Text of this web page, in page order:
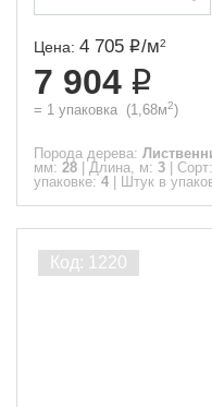
Цена: 4 705 /м2
7 904
= 1 упаковка (1,68м2)
Порода дерева:
мм: 28 Длина, м: 3 Сорт:
упаковке: 4 Штук в